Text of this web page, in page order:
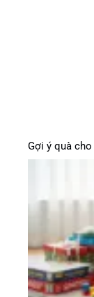
Gợi ý quà